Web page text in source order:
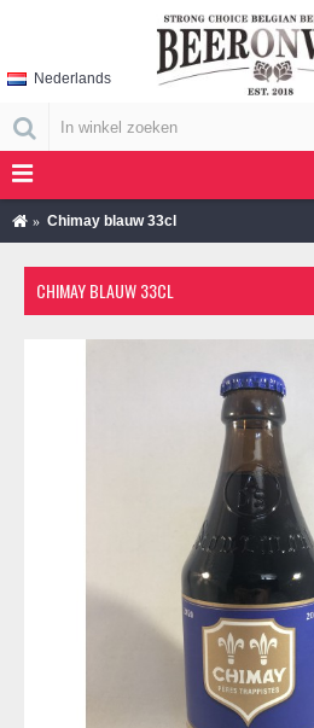
Nederlands
Chimay blauw 33cl
CHIMAY BLAUW 33CL